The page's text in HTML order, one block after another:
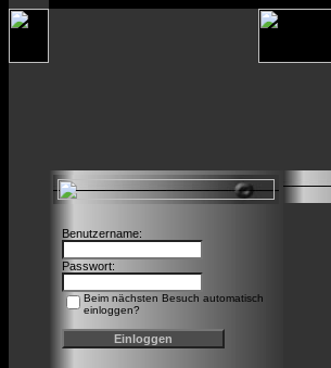
Benutzername:
Passwort:
Beim nächsten Besuch automatisch
einloggen?